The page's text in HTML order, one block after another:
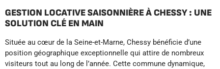
GESTION LOCATIVE SAISONNIÈRE À CHESSY : UNE
SOLUTION CLÉ EN MAIN
Située au cœur de la Seine-et-Marne, Chessy bénéficie d’une
position géographique exceptionnelle qui attire de nombreux
visiteurs tout au long de l’année. Cette commune dynamique,